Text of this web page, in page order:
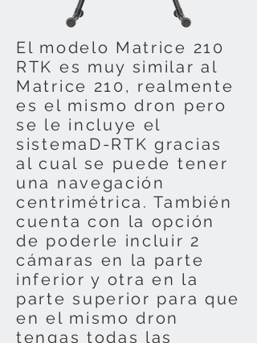
El modelo Matrice 210
RTK es muy similar al
Matrice 210, realmente
es el mismo dron pero
se le incluye el
sistemaD-RTK gracias
al cual se puede tener
una navegación
centrimétrica. También
cuenta con la opción
de poderle incluir 2
cámaras en la parte
inferior y otra en la
parte superior para que
en el mismo dron
tengas todas las